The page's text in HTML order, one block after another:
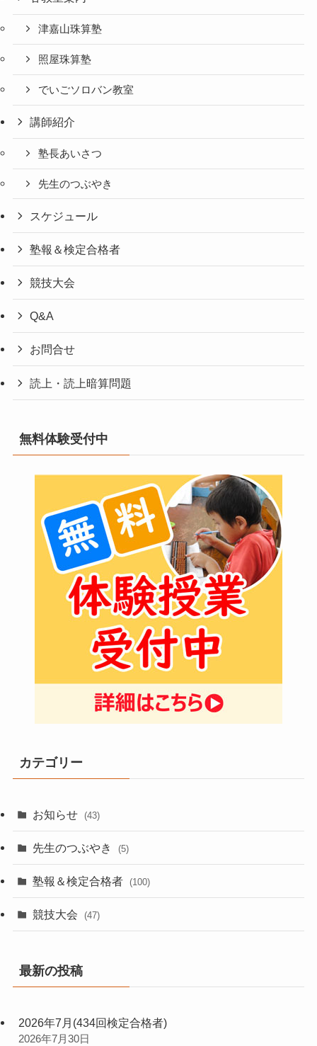
津嘉山珠算塾
照屋珠算塾
でいごソロバン教室
講師紹介
塾長あいさつ
先生のつぶやき
スケジュール
塾報＆検定合格者
競技大会
Q&A
お問合せ
読上・読上暗算問題
無料体験受付中
カテゴリー
お知らせ (43)
先生のつぶやき (5)
塾報＆検定合格者 (100)
競技大会 (47)
最新の投稿
2026年7月(434回検定合格者)
2026年7月30日